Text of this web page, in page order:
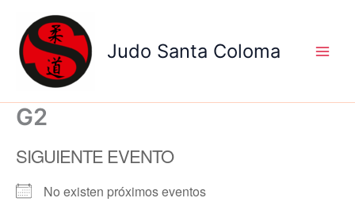
contenido
Judo Santa Coloma
G2
SIGUIENTE EVENTO
No existen próximos eventos